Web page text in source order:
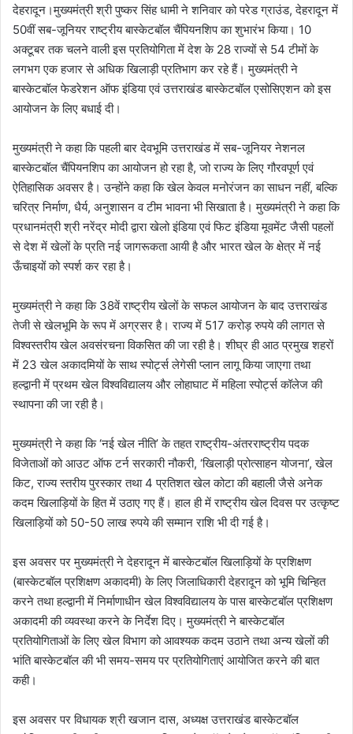
देहरादून।मुख्यमंत्री श्री पुष्कर सिंह धामी ने शनिवार को परेड ग्राउंड, देहरादून में
50वीं सब-जूनियर राष्ट्रीय बास्केटबॉल चैंपियनशिप का शुभारंभ किया। 10
अक्टूबर तक चलने वाली इस प्रतियोगिता में देश के 28 राज्यों से 54 टीमों के
लगभग एक हजार से अधिक खिलाड़ी प्रतिभाग कर रहे हैं। मुख्यमंत्री ने
बास्केटबॉल फेडरेशन ऑफ इंडिया एवं उत्तराखंड बास्केटबॉल एसोसिएशन को इस
आयोजन के लिए बधाई दी।
मुख्यमंत्री ने कहा कि पहली बार देवभूमि उत्तराखंड में सब-जूनियर नेशनल
बास्केटबॉल चैंपियनशिप का आयोजन हो रहा है, जो राज्य के लिए गौरवपूर्ण एवं
ऐतिहासिक अवसर है। उन्होंने कहा कि खेल केवल मनोरंजन का साधन नहीं, बल्कि
चरित्र निर्माण, धैर्य, अनुशासन व टीम भावना भी सिखाता है। मुख्यमंत्री ने कहा कि
प्रधानमंत्री श्री नरेंद्र मोदी द्वारा खेलो इंडिया एवं फिट इंडिया मूवमेंट जैसी पहलों
से देश में खेलों के प्रति नई जागरूकता आयी है और भारत खेल के क्षेत्र में नई
ऊँचाइयों को स्पर्श कर रहा है।
मुख्यमंत्री ने कहा कि 38वें राष्ट्रीय खेलों के सफल आयोजन के बाद उत्तराखंड
तेजी से खेलभूमि के रूप में अग्रसर है। राज्य में 517 करोड़ रुपये की लागत से
विश्वस्तरीय खेल अवसंरचना विकसित की जा रही है। शीघ्र ही आठ प्रमुख शहरों
में 23 खेल अकादमियों के साथ स्पोर्ट्स लेगेसी प्लान लागू किया जाएगा तथा
हल्द्वानी में प्रथम खेल विश्वविद्यालय और लोहाघाट में महिला स्पोर्ट्स कॉलेज की
स्थापना की जा रही है।
मुख्यमंत्री ने कहा कि ‘नई खेल नीति’ के तहत राष्ट्रीय-अंतरराष्ट्रीय पदक
विजेताओं को आउट ऑफ टर्न सरकारी नौकरी, ‘खिलाड़ी प्रोत्साहन योजना’, खेल
किट, राज्य स्तरीय पुरस्कार तथा 4 प्रतिशत खेल कोटा की बहाली जैसे अनेक
कदम खिलाड़ियों के हित में उठाए गए हैं। हाल ही में राष्ट्रीय खेल दिवस पर उत्कृष्ट
खिलाड़ियों को 50-50 लाख रुपये की सम्मान राशि भी दी गई है।
इस अवसर पर मुख्यमंत्री ने देहरादून में बास्केटबॉल खिलाड़ियों के प्रशिक्षण
(बास्केटबॉल प्रशिक्षण अकादमी) के लिए जिलाधिकारी देहरादून को भूमि चिन्हित
करने तथा हल्द्वानी में निर्माणाधीन खेल विश्वविद्यालय के पास बास्केटबॉल प्रशिक्षण
अकादमी की व्यवस्था करने के निर्देश दिए। मुख्यमंत्री ने बास्केटबॉल
प्रतियोगिताओं के लिए खेल विभाग को आवश्यक कदम उठाने तथा अन्य खेलों की
भांति बास्केटबॉल की भी समय-समय पर प्रतियोगिताएं आयोजित करने की बात
कही।
इस अवसर पर विधायक श्री खजान दास, अध्यक्ष उत्तराखंड बास्केटबॉल